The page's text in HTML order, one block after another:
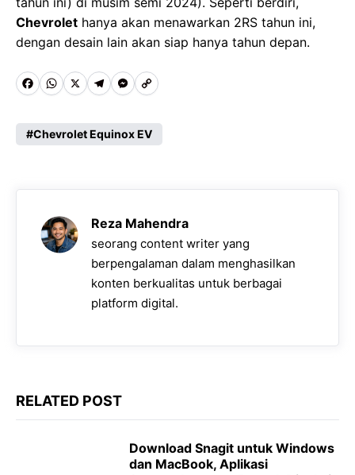
Chevrolet hanya akan menawarkan 2RS tahun ini,
dengan desain lain akan siap hanya tahun depan.
F
c
b
W
a
s
A
p
X T
l
g
r
a
m
M
s
e
n
g
e
r
C
p
L
i
n
k
Chevrolet Equinox EV
Reza Mahendra
seorang content writer yang
berpengalaman dalam menghasilkan
konten berkualitas untuk berbagai
platform digital.
RELATED POST
Download Snagit untuk Windows
dan MacBook, Aplikasi